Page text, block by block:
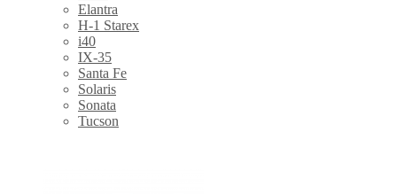
Elantra
H-1 Starex
i40
IX-35
Santa Fe
Solaris
Sonata
Tucson